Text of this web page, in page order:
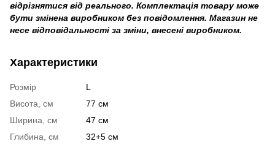
відрізнятися від реального. Комплектація товару може
бути змінена виробником без повідомлення. Магазин не
несе відповідальності за зміни, внесені виробником.
Характеристики
Розмір
L
Висота, см
77 см
Ширина, см
47 см
Глибина, см
32+5 см